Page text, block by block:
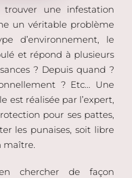
trouver une infestation
un véritable problème
d’environnement, le
et répond à plusieurs
? Depuis quand ?
? Etc… Une
est réalisée par l’expert,
pour ses pattes,
les punaises, soit libre
maître.
chercher de façon